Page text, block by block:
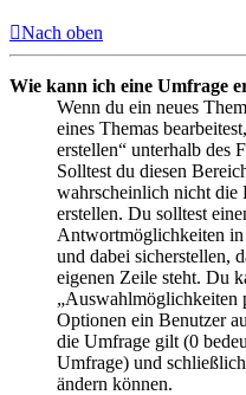
Nach oben
Wie kann ich eine Umfrage
Wenn du ein neues
eines Themas
erstellen“ unterhalb des
Solltest du diesen
wahrscheinlich nicht die
erstellen. Du solltest
Antwortmöglichkeiten in
und dabei sicherstellen,
eigenen Zeile steht. Du
„Auswahlmöglichkeiten
Optionen ein Benutzer
die Umfrage gilt (0
Umfrage) und
ändern können.